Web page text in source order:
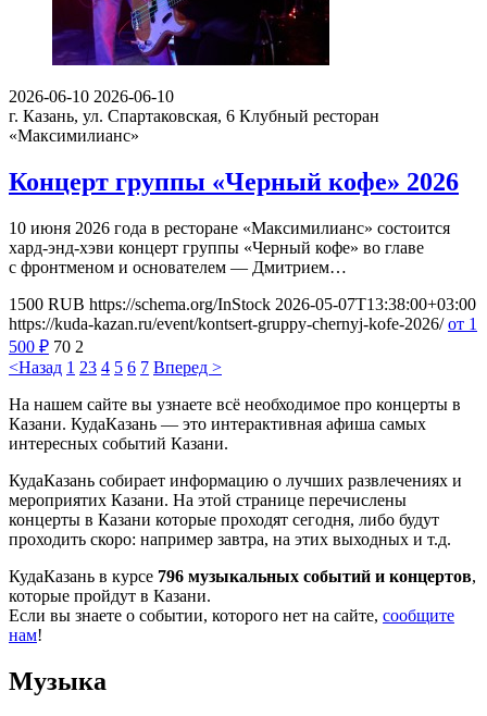
2026-06-10 2026-06-10
г. Казань, ул. Спартаковская, 6 Клубный ресторан
«Максимилианс»
Концерт группы «Черный кофе» 2026
10 июня 2026 года в ресторане «Максимилианс» состоится
хард-энд-хэви концерт группы «Черный кофе» во главе
с фронтменом и основателем — Дмитрием…
1500 RUB https://schema.org/InStock 2026-05-07T13:38:00+03:00
https://kuda-kazan.ru/event/kontsert-gruppy-chernyj-kofe-2026/ от 1
500 ₽ 70 2
<Назад 1 23 4 5 6 7 Вперед >
На нашем сайте вы узнаете всё необходимое про концерты в
Казани. КудаКазань — это интерактивная афиша самых
интересных событий Казани.
КудаКазань собирает информацию о лучших развлечениях и
мероприятих Казани. На этой странице перечислены
концерты в Казани которые проходят сегодня, либо будут
проходить скоро: например завтра, на этих выходных и т.д.
КудаКазань в курсе 796 музыкальных событий и концертов,
которые пройдут в Казани.
Если вы знаете о событии, которого нет на сайте, сообщите
нам!
Музыка